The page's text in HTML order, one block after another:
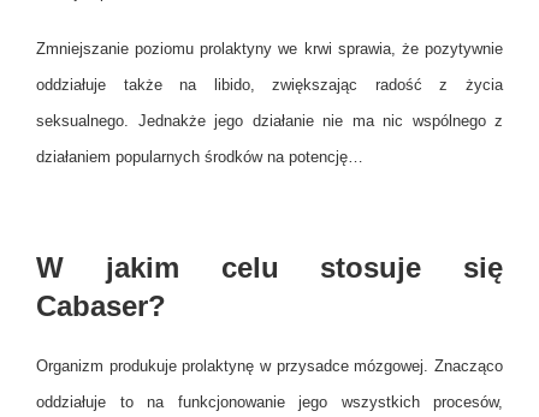
Zmniejszanie poziomu prolaktyny we krwi sprawia, że pozytywnie
oddziałuje także na libido, zwiększając radość z życia
seksualnego. Jednakże jego działanie nie ma nic wspólnego z
działaniem popularnych środków na potencję…
W jakim celu stosuje się
Cabaser?
Organizm produkuje prolaktynę w przysadce mózgowej. Znacząco
oddziałuje to na funkcjonowanie jego wszystkich procesów,